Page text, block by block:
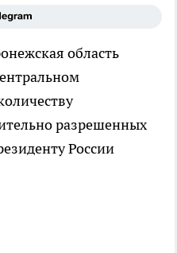
область
разрешенных
России